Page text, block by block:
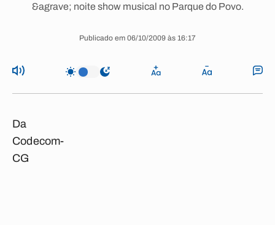
&agrave; noite show musical no Parque do Povo.
Publicado em 06/10/2009 às 16:17
Da
Codecom-
CG